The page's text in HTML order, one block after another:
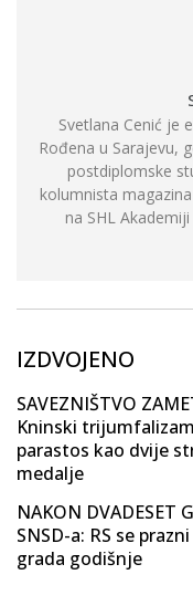
Svetlana Cenić je
Rođena u Sarajevu,
postdiplomske
kolumnista
na SHL
IZDVOJENO
SAVEZNIŠTVO
Kninski
parastos kao dvije
medalje
NAKON DVADESET
SNSD-a: RS se
grada godišnje